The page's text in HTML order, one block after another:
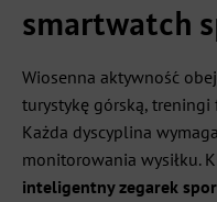
smartwatch
Wiosenna aktywność
turystykę górską,
Każda dyscyplina
monitorowania wysiłku.
inteligentny zegarek